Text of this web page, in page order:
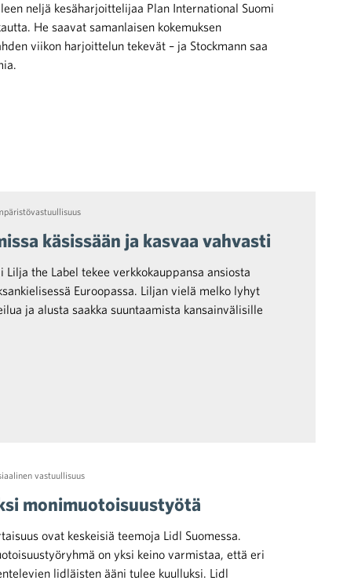
neljä kesäharjoittelijaa Plan International Suomi
He saavat samanlaisen kokemuksen
viikon harjoittelun tekevät – ja Stockmann saa
käsissään ja kasvaa vahvasti
Lilja the Label tekee verkkokauppansa ansiosta
Euroopassa. Liljan vielä melko lyhyt
ja alusta saakka suuntaamista kansainvälisille
vastuullisuus
monimuotoisuustyötä
ovat keskeisiä teemoja Lidl Suomessa.
on yksi keino varmistaa, että eri
lidläisten ääni tulee kuulluksi. Lidl